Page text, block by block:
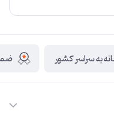
به سراسر کشور